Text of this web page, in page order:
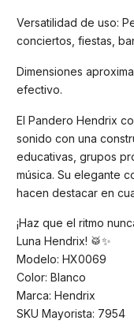
Versatilidad de uso:
conciertos, fiestas,
Dimensiones
efectivo.
El Pandero Hendrix
sonido con una
educativas, grupos
música. Su elegante
hacen destacar en
¡Haz que el ritmo
Luna Hendrix! 🥁✨
Modelo: HX0069
Color: Blanco
Marca: Hendrix
SKU Mayorista: 7954